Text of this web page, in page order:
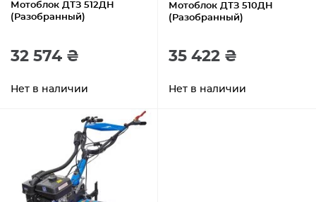
Мотоблок ДТЗ 512ДН
(Разобранный)
32 574 ₴
Нет в наличии
Мотоблок ДТЗ 510ДН
(Разобранный)
35 422 ₴
Нет в наличии